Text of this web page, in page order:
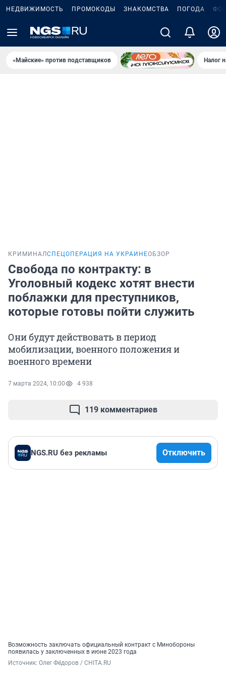
НЕДВИЖИМОСТЬ ПРОМОКОДЫ ЗНАКОМСТВА ПОГОДА
«Майские» против подставщиков Налог
КРИМИНАЛСПЕЦОПЕРАЦИЯ НА УКРАИНЕОБЗОР
Свобода по контракту: в
Уголовный кодекс хотят внести
поблажки для преступников,
которые готовы пойти служить
Они будут действовать в период
мобилизации, военного положения и
военного времени
7 марта 2024, 10:00 4 938
119 комментариев
NGS.RU без рекламы Отключить
Возможность заключать официальный контракт с Минобороны
появилась у заключенных в июне 2023 года
Источник: Олег Фёдоров / CHITA.RU